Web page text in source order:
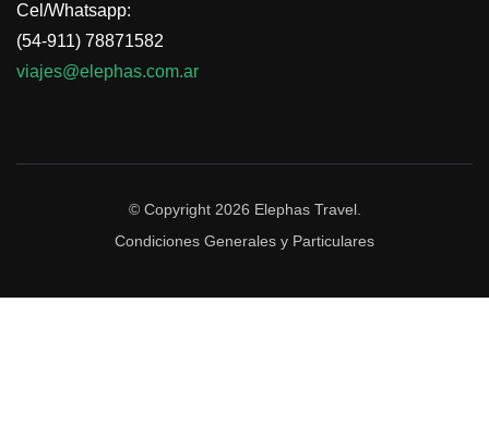
Cel/Whatsapp:
(54-911) 78871582
viajes@elephas.com.ar
© Copyright 2026 Elephas Travel.
Condiciones Generales y Particulares